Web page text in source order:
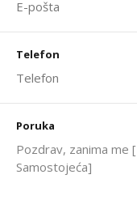
Telefon
Poruka